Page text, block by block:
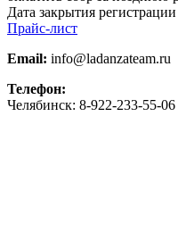
Дата закрытия
Прайс-лист
Email: info@ladanzateam.ru
Телефон:
Челябинск: 8-922-233-55-